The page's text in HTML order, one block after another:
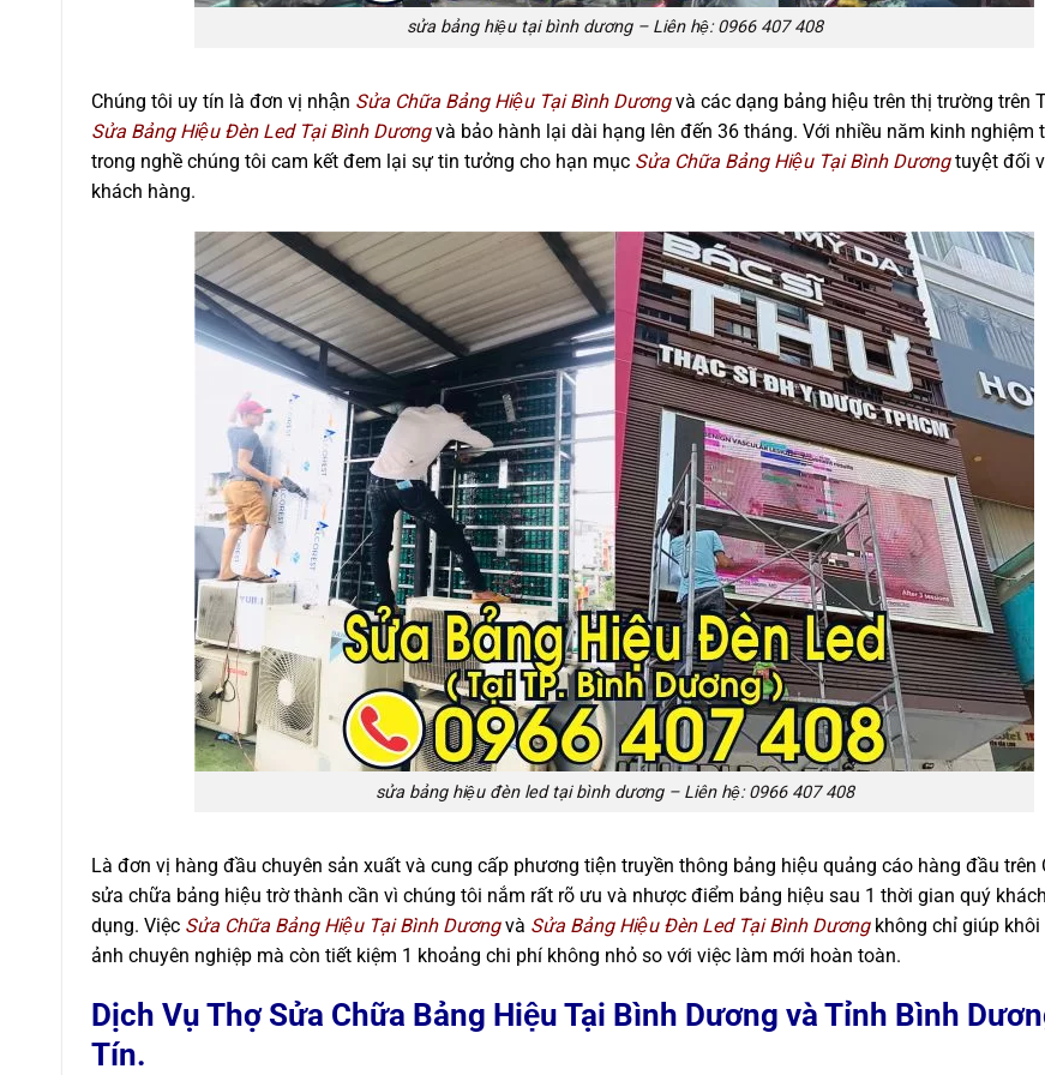
sửa bảng hiệu tại bình dương – Liên hệ: 0966 407 408
Chúng tôi uy tín là đơn vị nhận Sửa Chữa Bảng Hiệu Tại Bình Dương và các dạng bảng hiệu trên thị trường trên
Sửa Bảng Hiệu Đèn Led Tại Bình Dươngvà bảo hành lại dài hạng lên đến 36 tháng. Với nhiều năm kinh nghiệm
trong nghề chúng tôi cam kết đem lại sự tin tưởng cho hạn mục Sửa Chữa Bảng Hiệu Tại Bình Dươngtuyệt đối
khách hàng.
sửa bảng hiệu đèn led tại bình dương – Liên hệ: 0966 407 408
Là đơn vị hàng đầu chuyên sản xuất và cung cấp phương tiện truyền thông bảng hiệu quảng cáo hàng đầu trên
sửa chữa bảng hiệu trờ thành cần vì chúng tôi nắm rất rõ ưu và nhược điểm bảng hiệu sau 1 thời gian quý
dụng. Việc Sửa Chữa Bảng Hiệu Tại Bình Dương và Sửa Bảng Hiệu Đèn Led Tại Bình Dương không chỉ giúp
ảnh chuyên nghiệp mà còn tiết kiệm 1 khoảng chi phí không nhỏ so với việc làm mới hoàn toàn.
Dịch Vụ Thợ Sửa Chữa Bảng Hiệu Tại Bình Dương và Tỉnh Bình
Tín.